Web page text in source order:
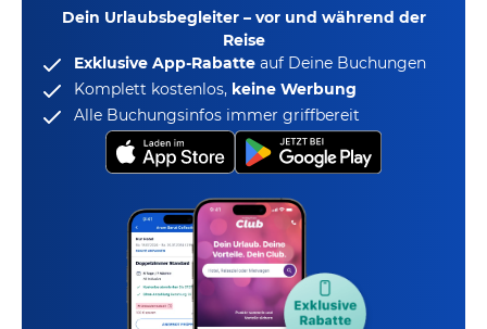
Dein Urlaubsbegleiter – vor und während der
Reise
Exklusive App-Rabatte auf Deine Buchungen
Komplett kostenlos, keine Werbung
Alle Buchungsinfos immer griffbereit